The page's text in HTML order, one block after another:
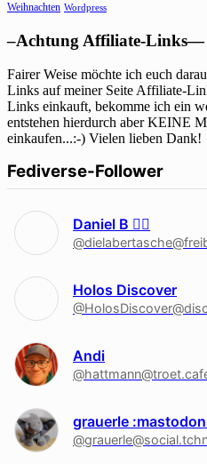
Weihnachten Wordpress
–Achtung Affiliate-Links—
Fairer Weise möchte ich euch
Links auf meiner Seite Affiliate-
Links einkauft, bekomme ich ein
entstehen hierdurch aber KEINE
einkaufen...:-) Vielen lieben Dank!
Fediverse-Follower
Daniel B 🏳‍🌈
Holos Discover
Andi
grauerle